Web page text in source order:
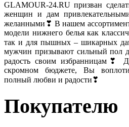
GLAMOUR-24.RU призван
женщин и дам
желанными❣ В нашем
модели нижнего белья как
так и для пышных – шикарных
мужчин призывают сильный пол
радость своим избранницам❣
скромном бюджете, Вы
полный любви и радости❣
Покупателю